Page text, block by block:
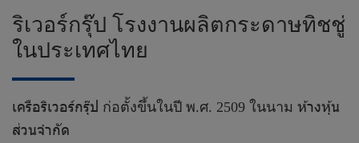
ริเวอร์กรุ๊ป โรงงานผลิตกระดาษทิชชู่
ในประเทศไทย
เครือริเวอร์กรุ๊ป ก่อตั้งขึ้นในปี พ.ศ. 2509 ในนาม ห้างหุ้น
ส่วนจำกัด